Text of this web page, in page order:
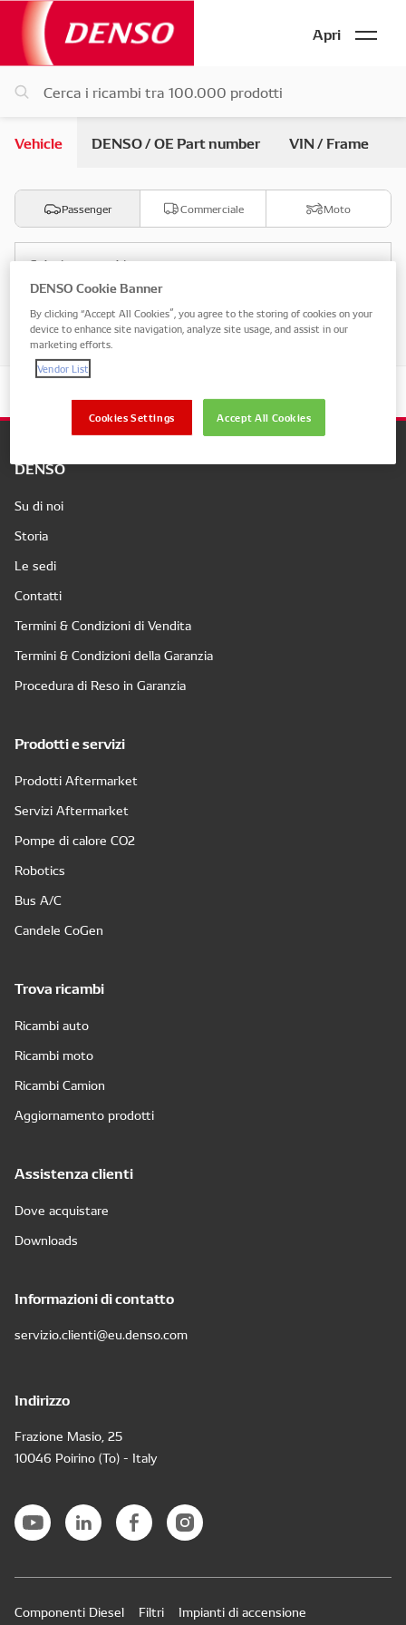
Apri
Vehicle DENSO / OE Part number VIN / Frame
Passenger Commerciale Moto
Seleziona marchio
Seleziona modello
DENSO
Su di noi
Storia
Le sedi
Contatti
Termini & Condizioni di Vendita
Termini & Condizioni della Garanzia
Procedura di Reso in Garanzia
Prodotti e servizi
Prodotti Aftermarket
Servizi Aftermarket
Pompe di calore CO2
Robotics
Bus A/C
Candele CoGen
Trova ricambi
Ricambi auto
Ricambi moto
Ricambi Camion
Aggiornamento prodotti
Assistenza clienti
Dove acquistare
Downloads
Informazioni di contatto
servizio.clienti@eu.denso.com
Indirizzo
Frazione Masio, 25
10046 Poirino (To) - Italy
Componenti Diesel Filtri Impianti di accensione
DENSO Cookie Banner
By clicking “Accept All Cookies”, you agree to the storing of cookies on your
device to enhance site navigation, analyze site usage, and assist in our
marketing efforts.
Vendor List
Accept All Cookies
Cookies Settings